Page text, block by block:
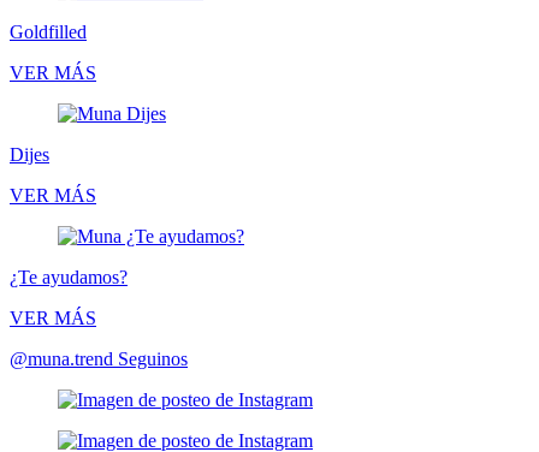
Goldfilled
VER MÁS
Dijes
VER MÁS
¿Te ayudamos?
VER MÁS
@muna.trend Seguinos